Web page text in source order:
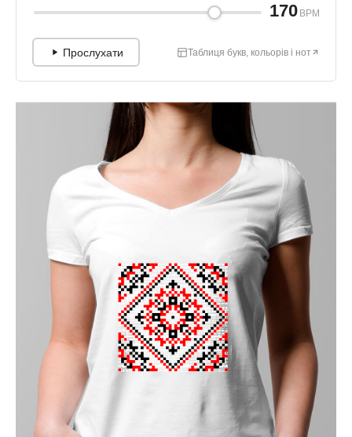
170 BPM
Прослухати Таблиця букв, кольорів і нот